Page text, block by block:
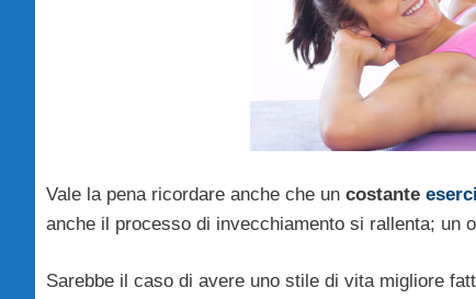
Vale la pena ricordare anche che un costante
anche il processo di invecchiamento si rallenta; un
Sarebbe il caso di avere uno stile di vita migliore